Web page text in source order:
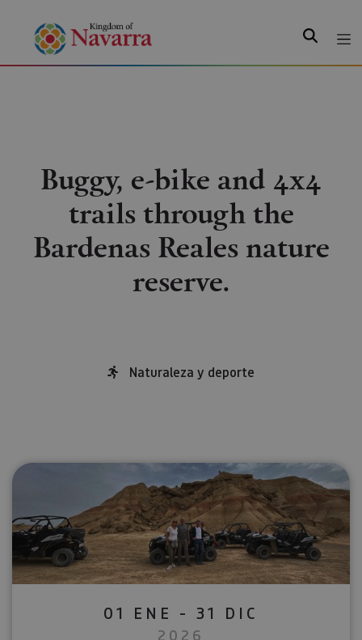
Search
Buggy, e-bike and 4x4
trails through the
Bardenas Reales nature
reserve.
Naturaleza y deporte
01 ENE - 31 DIC
2026